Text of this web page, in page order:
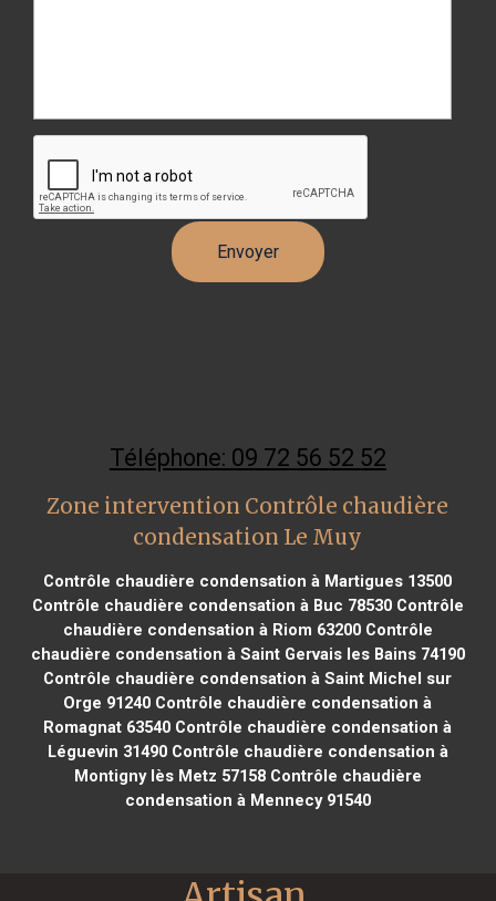
Téléphone: 09 72 56 52 52
Zone intervention Contrôle chaudière
condensation Le Muy
Contrôle chaudière condensation à Martigues 13500
Contrôle chaudière condensation à Buc 78530Contrôle
chaudière condensation à Riom 63200Contrôle
chaudière condensation à Saint Gervais les Bains 74190
Contrôle chaudière condensation à Saint Michel sur
Orge 91240 Contrôle chaudière condensation à
Romagnat 63540 Contrôle chaudière condensation à
Léguevin 31490Contrôle chaudière condensation à
Montigny lès Metz 57158Contrôle chaudière
condensation à Mennecy 91540